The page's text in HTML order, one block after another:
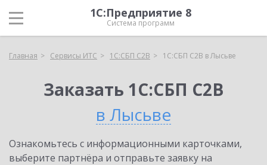
1С:Предприятие 8
Система программ
Главная Сервисы ИТС 1С:СБП C2B 1С:СБП C2B в Лысьве
Заказать 1С:СБП C2B
в Лысьве
Ознакомьтесь с информационными карточками,
выберите партнёра и отправьте заявку на